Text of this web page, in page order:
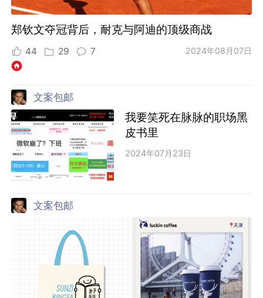
郑钦文夺冠背后，耐克与阿迪的顶级商战
44 29 7 2024年08月07日
文案包邮
我要笑死在脉脉的职场黑
皮书里
2024年07月23日
文案包邮